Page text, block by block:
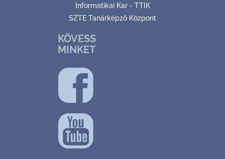
Informatikai Kar - TTIK
SZTE Tanárképző Központ
KÖVESS
MINKET